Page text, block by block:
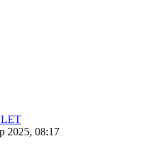
2025, 08:17